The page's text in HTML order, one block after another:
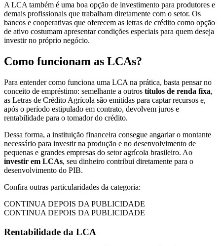
A LCA também é uma boa opção de investimento para produtores e
demais profissionais que trabalham diretamente com o setor. Os
bancos e cooperativas que oferecem as letras de crédito como opção
de ativo costumam apresentar condições especiais para quem deseja
investir no próprio negócio.
Como funcionam as LCAs?
Para entender como funciona uma LCA na prática, basta pensar no
conceito de empréstimo: semelhante a outros títulos de renda fixa,
as Letras de Crédito Agrícola são emitidas para captar recursos e,
após o período estipulado em contrato, devolvem juros e
rentabilidade para o tomador do crédito.
Dessa forma, a instituição financeira consegue angariar o montante
necessário para investir na produção e no desenvolvimento de
pequenas e grandes empresas do setor agrícola brasileiro. Ao
investir em LCAs, seu dinheiro contribui diretamente para o
desenvolvimento do PIB.
Confira outras particularidades da categoria:
CONTINUA DEPOIS DA PUBLICIDADE
CONTINUA DEPOIS DA PUBLICIDADE
Rentabilidade da LCA